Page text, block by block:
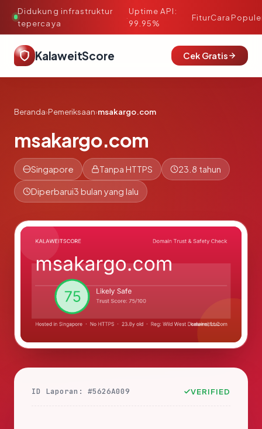
Didukung infrastruktur
tepercaya
·
Uptime API:
99.95%
FiturCara
KalaweitScore Cek Gratis
Beranda›Pemeriksaan›msakargo.com
msakargo.com
Singapore Tanpa HTTPS 23.8 tahun
Diperbarui3 bulan yang lalu
ID Laporan: #5626A009 VERIFIED